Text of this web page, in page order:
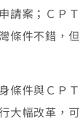
請案；ＣＰ
條件不錯，
件與ＣＰＴ
大幅改革，